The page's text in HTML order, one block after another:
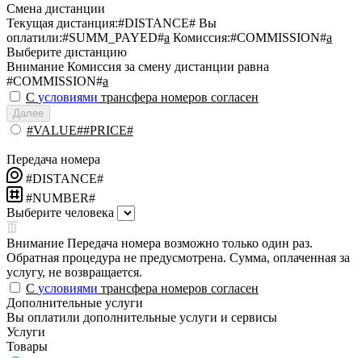
Смена дистанции
Текущая дистанция:#DISTANCE# Вы
оплатили:#SUMM_PAYED#a Комиссия:#COMMISSION#a
Выберите дистанцию
Внимание Комиссия за смену дистанции равна
#COMMISSION#a
С условиями трансфера номеров согласен
Далее
#VALUE##PRICE#
Передача номера
#DISTANCE#
#NUMBER#
Выберите человека
Внимание Передача номера возможно только один раз.
Обратная процедура не предусмотрена. Сумма, оплаченная за
услугу, не возвращается.
С условиями трансфера номеров согласен
Дополнительные услуги
Вы оплатили дополнительные услуги и сервисы
Услуги
Товары